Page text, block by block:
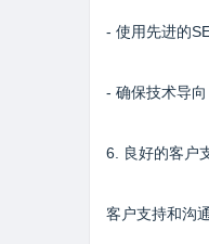
- 使用先进的
- 确保技术导
6. 良好的客户
客户支持和沟